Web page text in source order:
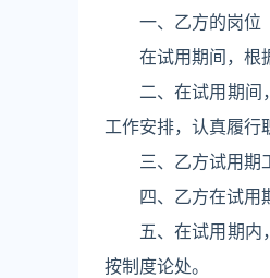
一、乙方的岗位（工
在试用期间，根据
二、在试用期间，
工作安排，认真履行
三、乙方试用期工
四、乙方在试用期
五、在试用期内，
按制度论处。